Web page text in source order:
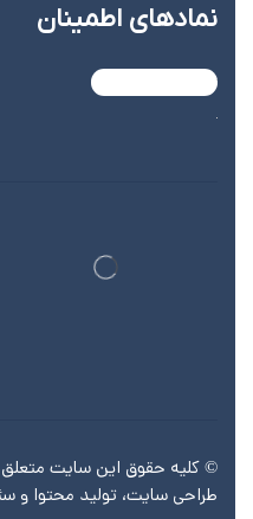
نماد‌های اطمینان
© کليه حقوق اين سايت
طراحی سایت، تولید محتوا و